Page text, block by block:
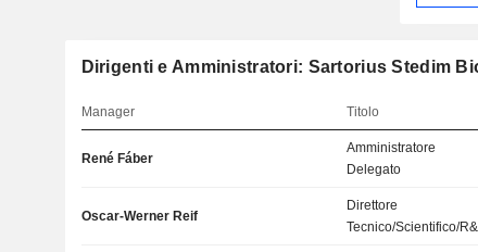
Dirigenti e Amministratori: Sartorius Stedim
Manager Titolo
René Fáber
Amministratore
Delegato
Oscar-Werner Reif
Direttore
Tecnico/Scientifico/